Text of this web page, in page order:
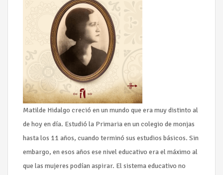
Matilde Hidalgo creció en un mundo que era muy distinto al
de hoy en día. Estudió la Primaria en un colegio de monjas
hasta los 11 años, cuando terminó sus estudios básicos. Sin
embargo, en esos años ese nivel educativo era el máximo al
que las mujeres podían aspirar. El sistema educativo no